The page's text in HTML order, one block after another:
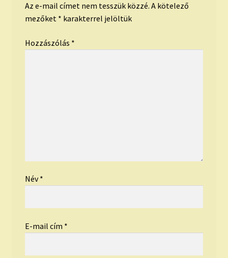
Az e-mail címet nem tesszük közzé. A kötelező
mezőket * karakterrel jelöltük
Hozzászólás *
Név*
E-mail cím *